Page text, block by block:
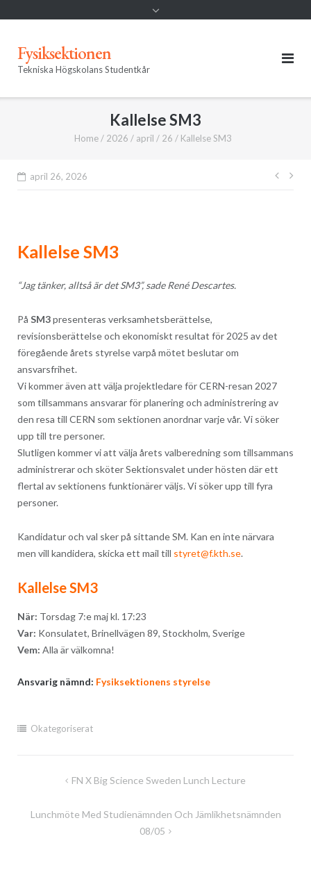
Fysiksektionen
Tekniska Högskolans Studentkår
Kallelse SM3
Home / 2026 / april / 26 / Kallelse SM3
april 26, 2026
Kallelse SM3
“Jag tänker, alltså är detSM3”, sade René Descartes.
På SM3presenteras verksamhetsberättelse,
revisionsberättelse och ekonomiskt resultat för 2025 av det
föregående årets styrelse varpå mötet beslutar om
ansvarsfrihet.
Vi kommer även att välja projektledare för CERN-resan 2027
som tillsammans ansvarar för planering och administrering av
den resa till CERN som sektionen anordnar varje vår. Vi söker
upp till tre personer.
Slutligen kommer vi att välja årets valberedning som tillsammans
administrerar och sköter Sektionsvalet under hösten där ett
flertal av sektionens funktionärer väljs. Vi söker upp till fyra
personer.
Kandidatur och val sker på sittande SM. Kan en inte närvara
men vill kandidera, skicka ett mail till styret@f.kth.se.
Kallelse SM3
När: Torsdag 7:e maj kl. 17:23
Var: Konsulatet, Brinellvägen 89, Stockholm, Sverige
Vem: Alla är välkomna!
Ansvarig nämnd: Fysiksektionens styrelse
Okategoriserat
Inläggsnavigering
FN X Big Science Sweden Lunch Lecture
Lunchmöte Med Studienämnden Och Jämlikhetsnämnden
08/05